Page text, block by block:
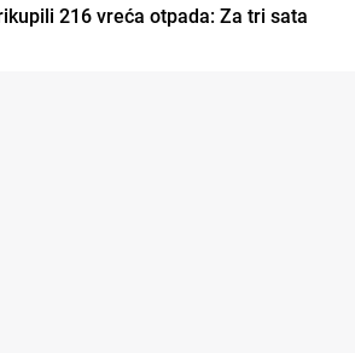
216 vreća otpada: Za tri sata